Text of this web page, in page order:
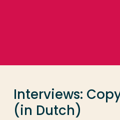
Interviews:
(in Dutch)
Study programme
Contact